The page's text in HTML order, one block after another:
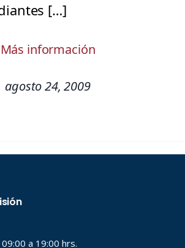
[…]
Más información
agosto 24, 2009